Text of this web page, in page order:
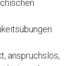
anspruchslos,